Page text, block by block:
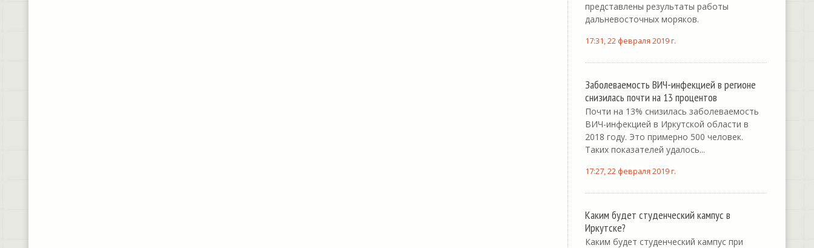
представлены результаты работы
дальневосточных моряков.
17:31, 22 февраля 2019 г.
Заболеваемость ВИЧ-инфекцией в регионе
снизилась почти на 13 процентов
Почти на 13% снизилась заболеваемость
ВИЧ-инфекцией в Иркутской области в
2018 году. Это примерно 500 человек.
Таких показателей удалось...
17:27, 22 февраля 2019 г.
Каким будет студенческий кампус в
Иркутске?
Каким будет студенческий кампус при